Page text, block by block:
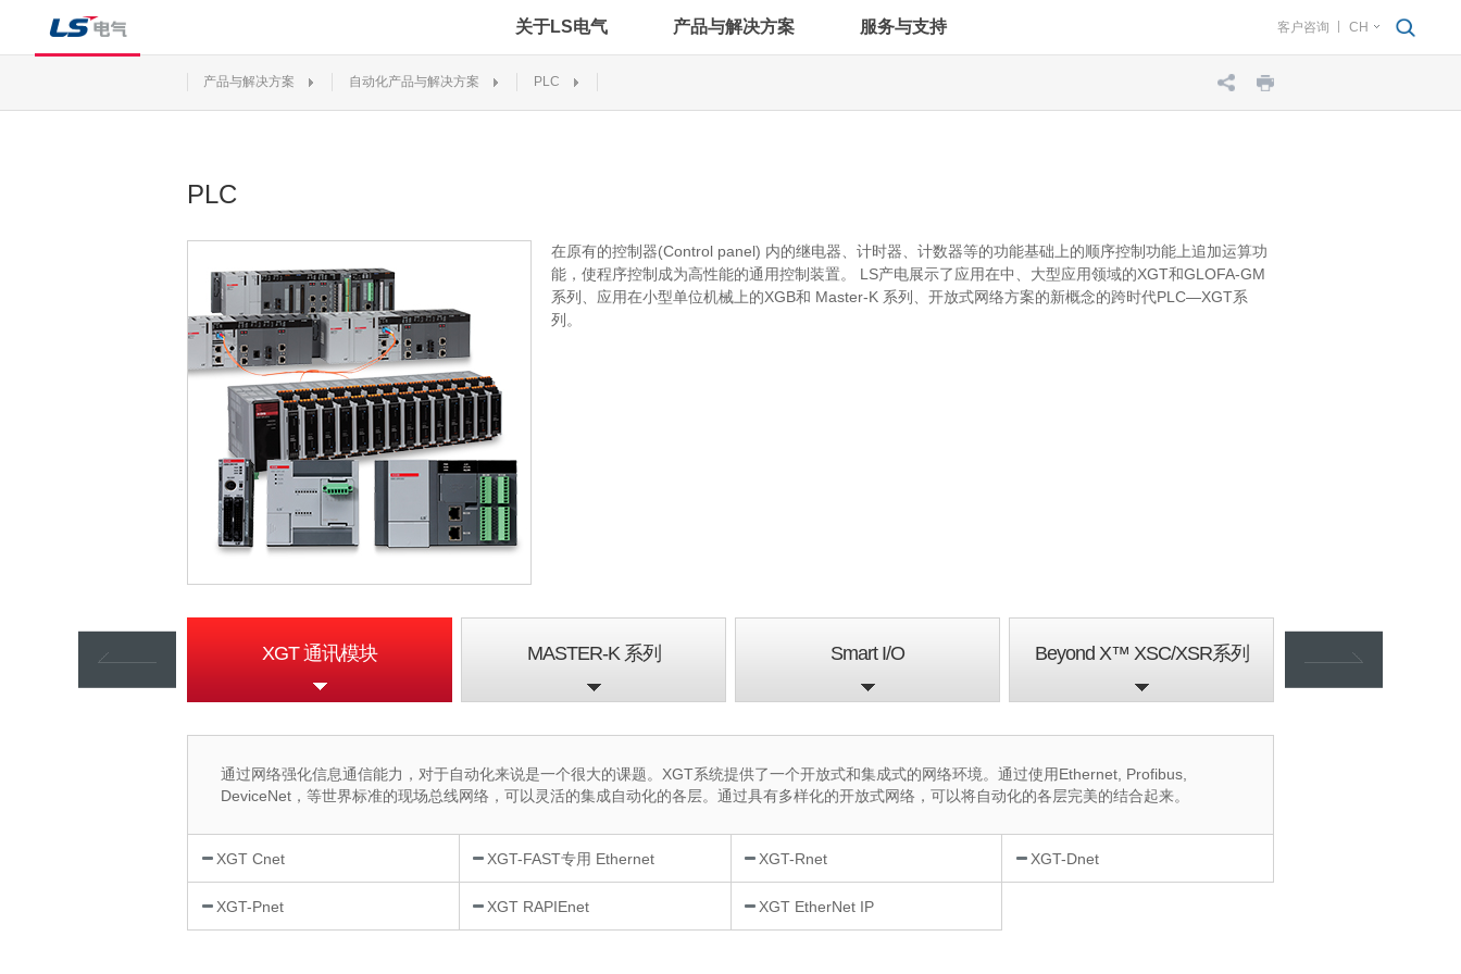
关于LS电气 产品与解决方案 服务与支持 客户咨询 CH
产品与解决方案 自动化产品与解决方案 PLC
PLC
在原有的控制器(Control panel) 内的继电器、计时器、计数器等的功能基础上的顺序控制功能上追加运算功
能，使程序控制成为高性能的通用控制装置。 LS产电展示了应用在中、大型应用领域的XGT和GLOFA-GM
系列、应用在小型单位机械上的XGB和 Master-K 系列、开放式网络方案的新概念的跨时代PLC—XGT系
列。
特殊模块 XGT 通讯模块 MASTER-K 系列 Smart I/O Beyond X™ XSC/XSR系列
通过网络强化信息通信能力，对于自动化来说是一个很大的课题。XGT系统提供了一个开放式和集成式的网络环境。通过使用Ethernet, Profibus,
DeviceNet，等世界标准的现场总线网络，可以灵活的集成自动化的各层。通过具有多样化的开放式网络，可以将自动化的各层完美的结合起来。
XGT Cnet XGT-FAST专用 Ethernet XGT-Rnet XGT-Dnet
XGT-Pnet XGT RAPIEnet XGT EtherNet IP